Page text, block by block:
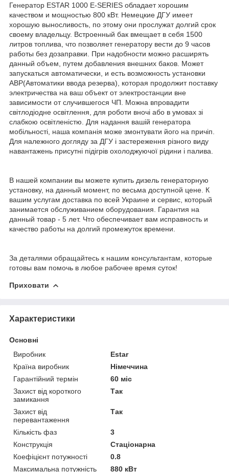
Генератор ESTAR 1000 E-SERIES обладает хорошим
качеством и мощностью 800 кВт. Немецкие ДГУ имеет
хорошую выносливость, по этому они прослужат долгий срок
своему владельцу. Встроенный бак вмещает в себя 1500
литров топлива, что позволяет генератору вести до 9 часов
работы без дозаправки. При надобности можно расширять
данный объем, путем добавления внешних баков. Может
запускаться автоматически, и есть возможность установки
АВР(Автоматики ввода резерва), которая продолжит поставку
электричества на ваш объект от электростанции вне
зависимости от случившегося ЧП. Можна впровадити
світлодіодне освітлення, для роботи вночі або в умовах зі
слабкою освітленістю. Для надання вашій генератора
мобільності, наша компанія може змонтувати його на причіп.
Для належного догляду за ДГУ і застереження різного виду
навантажень присутні підігрів охолоджуючої рідини і палива.
В нашей компании вы можете купить дизель генераторную
установку, на данный момент, по весьма доступной цене. К
вашим услугам доставка по всей Украине и сервис, который
занимается обслуживанием оборудования. Гарантия на
данный товар - 5 лет. Что обеспечивает вам исправность и
качество работы на долгий промежуток времени.
За деталями обращайтесь к нашим консультантам, которые
готовы вам помочь в любое рабочее время суток!
Приховати
Характеристики
Основні
Виробник
Estar
Країна виробник
Німеччина
Гарантійний термін
60 міс
Захист від короткого
замикання
Так
Захист від
перевантаження
Так
Кількість фаз
3
Конструкція
Стаціонарна
Коефіцієнт потужності
0.8
Максимальна потужність
880 кВт